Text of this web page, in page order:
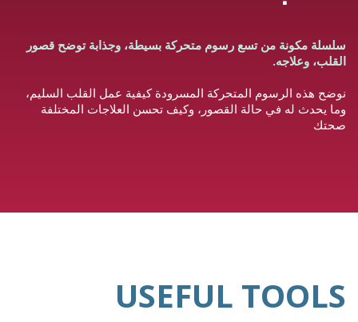
سلسلة مكونة من تسع رسوم متحركة بسيطة، وجذابة توضح قصور
القلب، وعلاجه.
نوضح هذه الرسوم المتحركة المسرودة كيفية عمل القلب السليم،
وما يحدث له في حالة القصور، وكيف تحسن العلاجات المختلفة
صحتك
USEFUL TOOLS